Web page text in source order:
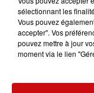
Date
sélectionnant les
Vous pouvez
accepter". Vos
pouvez mettre à jour
moment via le lien